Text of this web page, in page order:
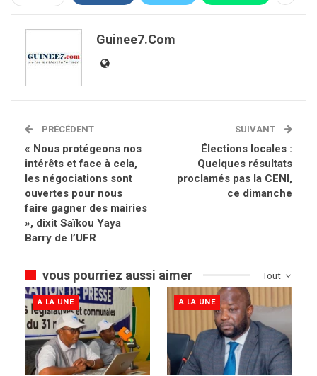
Guinee7.com
PRÉCÉDENT
« Nous protégeons nos
intérêts et face à cela,
les négociations sont
ouvertes pour nous
faire gagner des mairies
», dixit Saïkou Yaya
Barry de l’UFR
SUIVANT
Élections locales :
Quelques résultats
proclamés pas la CENI,
ce dimanche
Tout
vous pourriez aussi aimer
A LA UNE A LA UNE